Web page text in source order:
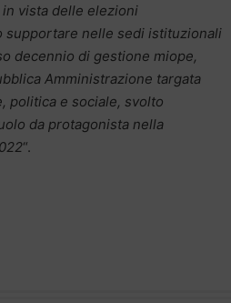
vista delle elezioni
supportare nelle sedi istituzionali
decennio di gestione miope,
Amministrazione targata
politica e sociale, svolto
da protagonista nella
“.